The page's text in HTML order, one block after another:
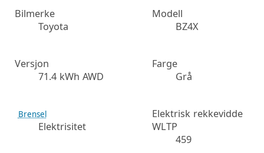
Bilmerke
Toyota
Modell
BZ4X
Versjon
71.4 kWh AWD
Farge
Grå
Brensel
Elektrisitet
Elektrisk rekkevidde
WLTP
459